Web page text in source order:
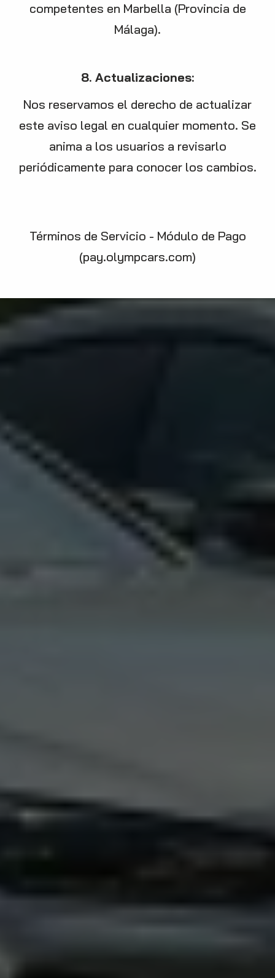
competentes en Marbella (Provincia de
Málaga).
8. Actualizaciones:
Nos reservamos el derecho de actualizar
este aviso legal en cualquier momento. Se
anima a los usuarios a revisarlo
periódicamente para conocer los cambios.
Términos de Servicio - Módulo de Pago
(pay.olympcars.com)